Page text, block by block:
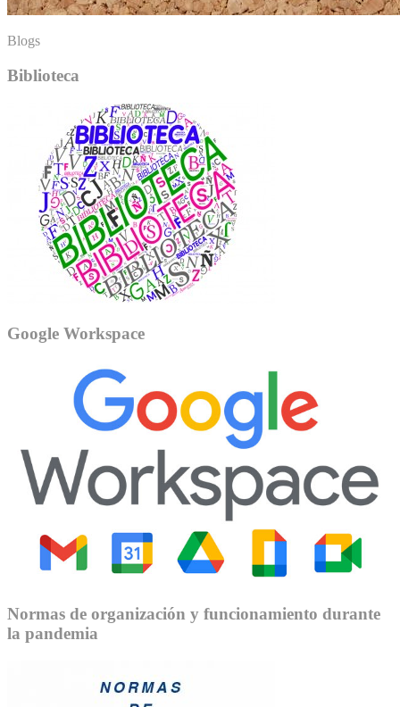
Blogs
Biblioteca
Google Workspace
Normas de organización y funcionamiento durante
la pandemia